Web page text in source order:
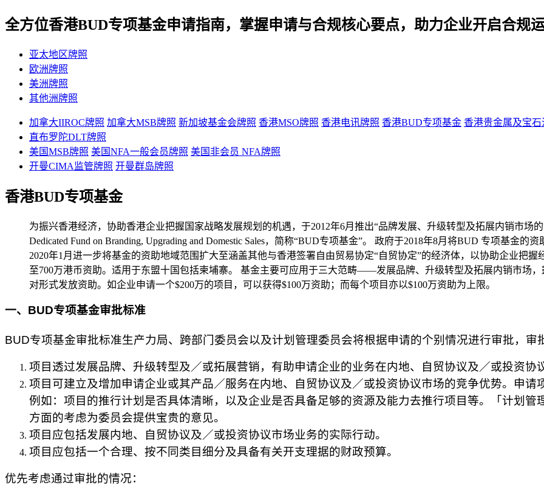
全方位香港BUD专项基金申请指南，掌握申请与合规核心要点，助力企业开启合规
亚太地区牌照
欧洲牌照
美洲牌照
其他洲牌照
加拿大IIROC牌照 加拿大MSB牌照 新加坡基金会牌照 香港MSO牌照 香港电讯牌照 香港BUD专项基金 香港贵金属及宝
直布罗陀DLT牌照
美国MSB牌照 美国NFA一般会员牌照 美国非会员 NFA牌照
开曼CIMA监管牌照 开曼群岛牌照
香港BUD专项基金
为振兴香港经济，协助香港企业把握国家战略发展规划的机遇，于2012年6月推出“品牌发展、升级转型及拓展内销市场
Dedicated Fund on Branding, Upgrading and Domestic Sales，简称“BUD专项基金”。 政府于2018年8月将BUD 专项基金
2020年1月进一步将基金的资助地域范围扩大至涵盖其他与香港签署自由贸易协定“自贸协定”的经济体，以协助企业把
至700万港币资助。适用于东盟十国包括柬埔寨。 基金主要可应用于三大范畴——发展品牌、升级转型及拓展内销市场
对形式发放资助。如企业申请一个$200万的项目，可以获得$100万资助；而每个项目亦以$100万资助为上限。
一、BUD专项基金审批标准
BUD专项基金审批标准生产力局、跨部门委员会以及计划管理委员会将根据申请的个别情况进行审批，审
项目透过发展品牌、升级转型及／或拓展营销，有助申请企业的业务在内地、自贸协议及／或投资协
项目可建立及增加申请企业或其产品／服务在内地、自贸协议及／或投资协议市场的竞争优势。申
例如：项目的推行计划是否具体清晰，以及企业是否具备足够的资源及能力去推行项目等。
「计划
方面的考虑为委员会提供宝贵的意见。
项目应包括发展内地、自贸协议及／或投资协议市场业务的实际行动。
项目应包括一个合理、按不同类目细分及具备有关开支理据的财政预算。
优先考虑通过审批的情况：